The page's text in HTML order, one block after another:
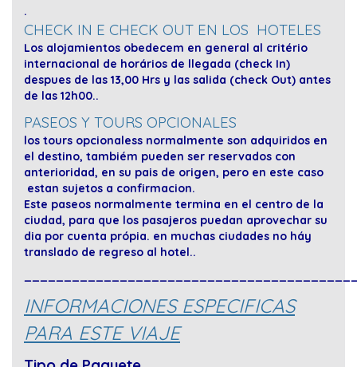
.
CHECK IN E CHECK OUT EN LOS HOTELES
Los alojamientos obedecem en general al critério
internacional de horários de llegada (check In)
despues de las 13,00 Hrs y las salida (check Out) antes
de las 12h00..
PASEOS Y TOURS OPCIONALES
los tours opcionaless normalmente son adquiridos en
el destino, tambiém pueden ser reservados con
anterioridad, en su pais de origen, pero en este caso
estan sujetos a confirmacion.
Este paseos normalmente termina en el centro de la
ciudad, para que los pasajeros puedan aprovechar su
dia por cuenta própia. en muchas ciudades no háy
translado de regreso al hotel..
INFORMACIONES ESPECIFICAS
PARA ESTE VIAJE